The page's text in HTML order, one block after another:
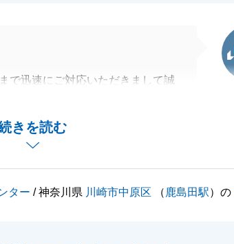
きを読む
で迅速にご対応いただきまして誠
ましたことを、心より嬉しく思っ
したら、どうぞお気軽にご連絡下
ター / 神奈川県 川崎市中原区 （ 鹿島田駅）の